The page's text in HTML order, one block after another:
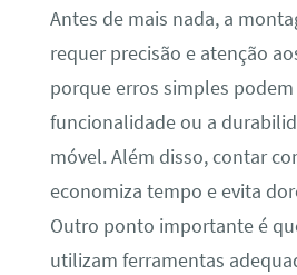
Antes de mais nada, a
requer precisão e atenção
porque erros simples
funcionalidade ou a
móvel. Além disso, contar
economiza tempo e evita
Outro ponto importante é
utilizam ferramentas